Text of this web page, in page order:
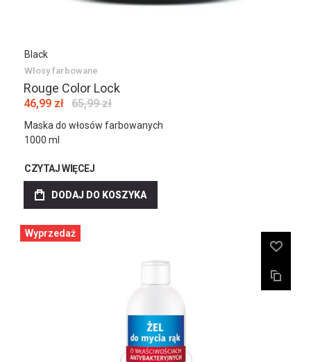
Black
Włosy farbowane
Rouge Color Lock
46,99 zł 65,99 zł
Maska do włosów farbowanych
1000 ml
CZYTAJ WIĘCEJ
DODAJ DO KOSZYKA
Wyprzedaż